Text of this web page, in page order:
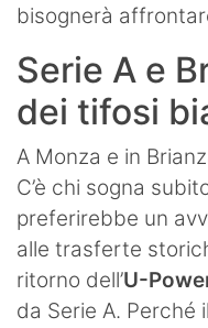
bisognerà
Serie A e
dei tifosi
A Monza e in
C’è chi sogna
preferirebbe un
alle trasferte
ritorno dell’U-
da Serie A. Perché